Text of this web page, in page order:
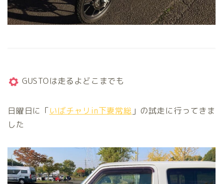
GUSTOは走るよどこまでも
日曜日に「いばチャリin下妻常総 」の試走に行ってきま
した